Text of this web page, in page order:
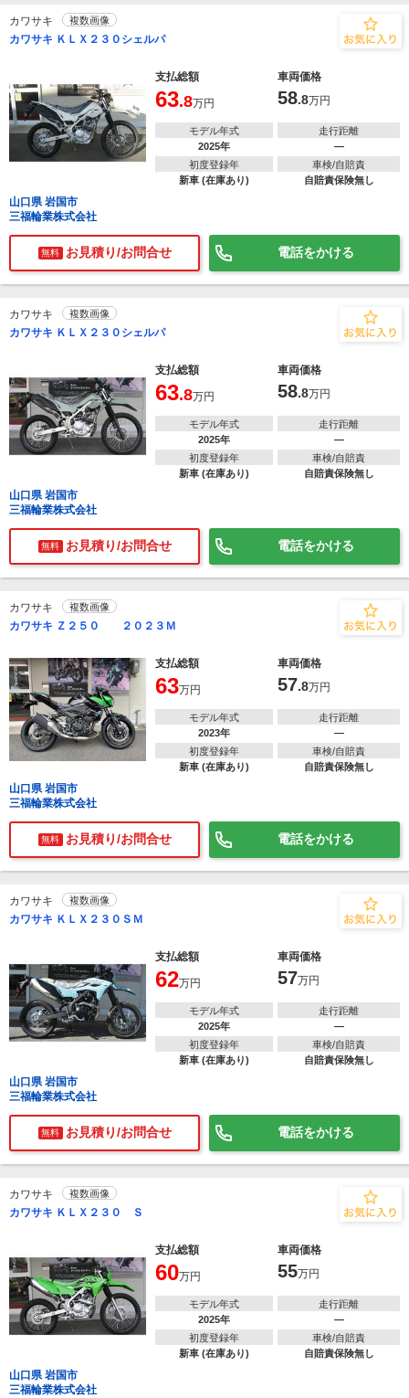
カワサキ 複数画像
カワサキ ＫＬＸ２３０シェルパ
支払総額 車両価格
63.8万円 58.8万円
モデル年式
2025年
走行距離
―
初度登録年
新車 (在庫あり)
車検/自賠責
自賠責保険無し
山口県 岩国市
三福輪業株式会社
無料 お見積り/お問合せ 電話をかける
カワサキ 複数画像
カワサキ ＫＬＸ２３０シェルパ
支払総額 車両価格
63.8万円 58.8万円
モデル年式
2025年
走行距離
―
初度登録年
新車 (在庫あり)
車検/自賠責
自賠責保険無し
山口県 岩国市
三福輪業株式会社
無料 お見積り/お問合せ 電話をかける
カワサキ 複数画像
カワサキ Ｚ２５０ ２０２３Ｍ
支払総額 車両価格
63万円 57.8万円
モデル年式
2023年
走行距離
―
初度登録年
新車 (在庫あり)
車検/自賠責
自賠責保険無し
山口県 岩国市
三福輪業株式会社
無料 お見積り/お問合せ 電話をかける
カワサキ 複数画像
カワサキ ＫＬＸ２３０ＳＭ
支払総額 車両価格
62万円 57万円
モデル年式
2025年
走行距離
―
初度登録年
新車 (在庫あり)
車検/自賠責
自賠責保険無し
山口県 岩国市
三福輪業株式会社
無料 お見積り/お問合せ 電話をかける
カワサキ 複数画像
カワサキ ＫＬＸ２３０ Ｓ
支払総額 車両価格
60万円 55万円
モデル年式
2025年
走行距離
―
初度登録年
新車 (在庫あり)
車検/自賠責
自賠責保険無し
山口県 岩国市
三福輪業株式会社